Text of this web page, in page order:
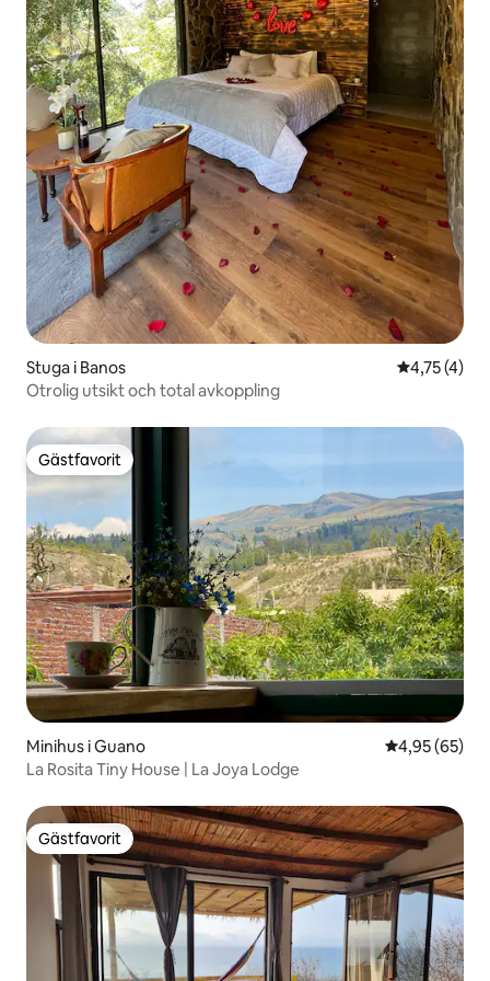
Stuga i Banos 4,75 av 5 i
4,75 (4)
Otrolig utsikt och total avkoppling
Gästfavorit
Gästfavorit
Minihus i Guano 4,95 av 5 i
4,95 (65)
La Rosita Tiny House | La Joya Lodge
Gästfavorit
Gästfavorit